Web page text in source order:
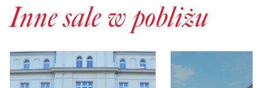
Inne sale w pobliżu